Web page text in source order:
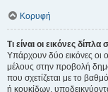
Κορυφή
Τι είναι οι εικόνες
Υπάρχουν δύο εικόνες οι
μέλους στην προβολή
που σχετίζεται με το
ή κουκίδων,